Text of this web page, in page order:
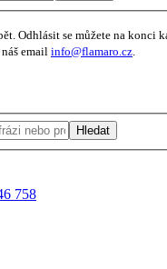
Odhlásit se můžete na konci
email info@flamaro.cz.
Hledat
758